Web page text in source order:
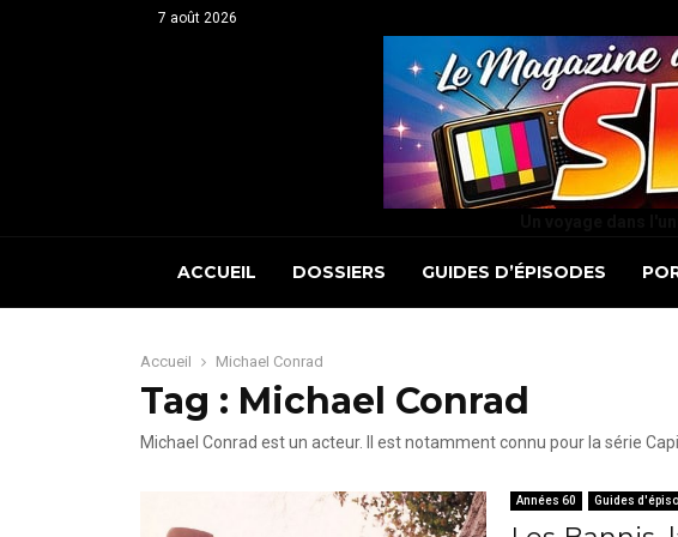
7 août 2026
ACCUEIL DOSSIERS GUIDES D’ÉPISODES
Accueil Michael Conrad
Tag : Michael Conrad
Michael Conrad est un acteur. Il est notamment connu pour la série
Années 60 Guides